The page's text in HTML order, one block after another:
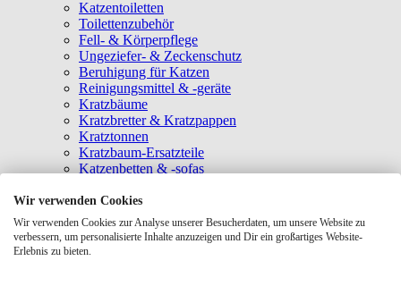
Katzentoiletten
Toilettenzubehör
Fell- & Körperpflege
Ungeziefer- & Zeckenschutz
Beruhigung für Katzen
Reinigungsmittel & -geräte
Kratzbäume
Kratzbretter & Kratzpappen
Kratztonnen
Kratzbaum-Ersatzteile
Katzenbetten & -sofas
Katzenhäuser
Hängematten & Fensterliegeplätze
Katzendecken & -matten
Baldrian- & Catnipspielzeug
Wir verwenden Cookies
Wir verwenden Cookies zur Analyse unserer Besucherdaten, um unsere Website zu
verbessern, um personalisierte Inhalte anzuzeigen und Dir ein großartiges Website-
Erlebnis zu bieten.